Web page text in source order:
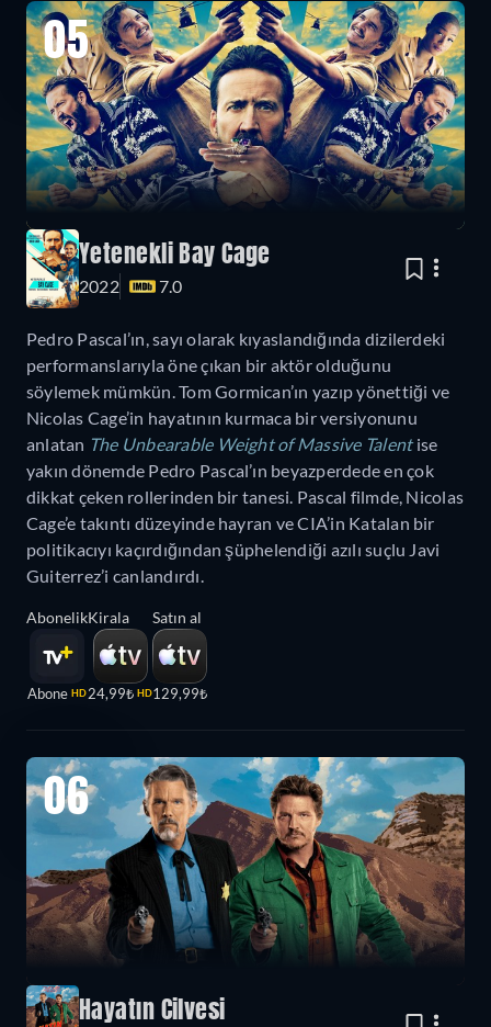
05
Yetenekli Bay Cage
2022 7.0
Pedro Pascal’ın, sayı olarak kıyaslandığında dizilerdeki
performanslarıyla öne çıkan bir aktör olduğunu
söylemek mümkün. Tom Gormican’ın yazıp yönettiği ve
Nicolas Cage’in hayatının kurmaca bir versiyonunu
anlatan The Unbearable Weight of Massive Talentise
yakın dönemde Pedro Pascal’ın beyazperdede en çok
dikkat çeken rollerinden bir tanesi. Pascal filmde, Nicolas
Cage’e takıntı düzeyinde hayran ve CIA’in Katalan bir
politikacıyı kaçırdığından şüphelendiği azılı suçlu Javi
Guiterrez’i canlandırdı.
Abonelik
Abone HD
Kirala
24,99₺ HD
Satın al
129,99₺
06
Hayatın Cilvesi